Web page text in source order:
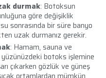
durmak: Botoksun
göre değişiklik
sonrasında bir süre banyo
uzak durmanız gerekir.
: Hamam, sauna ve
botoks işlemine
çıkarken gözlük ve güneş